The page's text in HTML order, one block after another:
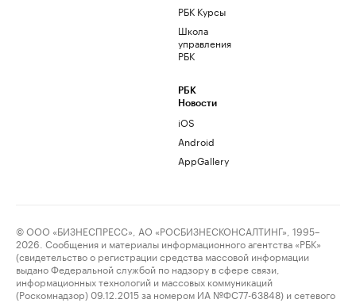
РБК Курсы
Школа
управления
РБК
РБК
Новости
iOS
Android
AppGallery
© ООО «БИЗНЕСПРЕСС», АО «РОСБИЗНЕСКОНСАЛТИНГ», 1995–
2026. Сообщения и материалы информационного агентства «РБК»
(свидетельство о регистрации средства массовой информации
выдано Федеральной службой по надзору в сфере связи,
информационных технологий и массовых коммуникаций
(Роскомнадзор) 09.12.2015 за номером ИА №ФС77-63848) и сетевого